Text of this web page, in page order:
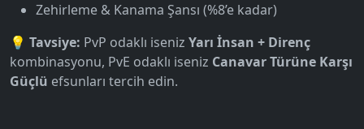
Zehirleme & Kanama Şansı (%8’e kadar)
💡 Tavsiye: PvP odaklı iseniz Yarı İnsan + Direnç
kombinasyonu, PvE odaklı iseniz Canavar Türüne Karşı
Güçlü efsunları tercih edin.